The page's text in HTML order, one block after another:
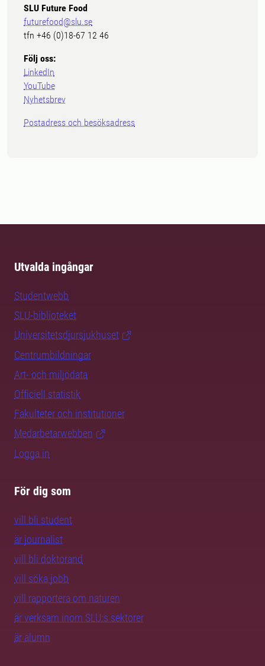
SLU Future Food
futurefood@slu.se
tfn +46 (0)18-67 12 46
Följ oss:
LinkedIn
YouTube
Nyhetsbrev
Postadress och besöksadress
Utvalda ingångar
Studentwebb
SLU-biblioteket
Universitetsdjursjukhuset
Centrumbildningar
Art- och miljödata
Officiell statistik
Fakulteter och institutioner
Medarbetarwebben
Logga in
För dig som
vill bli student
är journalist
vill bli doktorand
vill söka jobb
vill rapportera om naturen
är verksam inom SLU:s sektorer
är alumn